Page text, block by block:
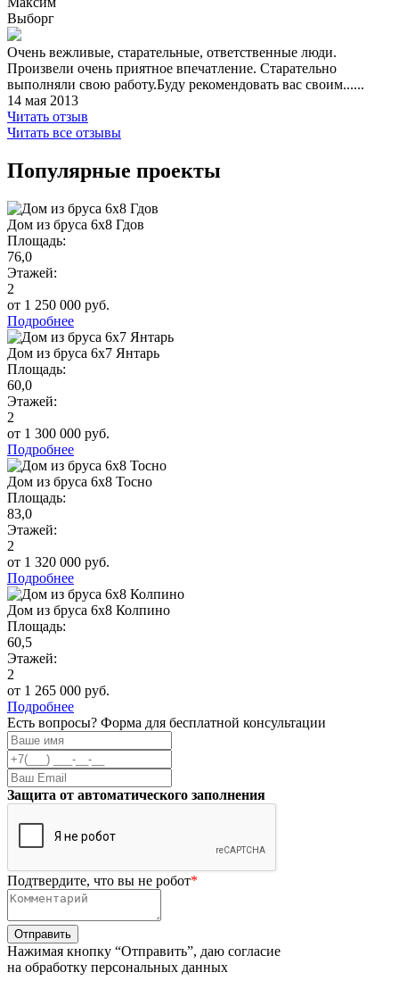
Выборг
Очень вежливые, старательные, ответственные люди.
Произвели очень приятное впечатление. Старательно
выполняли свою работу.Буду рекомендовать вас своим......
14 мая 2013
Читать отзыв
Читать все отзывы
Популярные проекты
Дом из бруса 6х8 Гдов
Площадь:
76,0
Этажей:
2
от 1 250 000 руб.
Подробнее
Дом из бруса 6х7 Янтарь
Площадь:
60,0
Этажей:
2
от 1 300 000 руб.
Подробнее
Дом из бруса 6х8 Тосно
Площадь:
83,0
Этажей:
2
от 1 320 000 руб.
Подробнее
Дом из бруса 6х8 Колпино
Площадь:
60,5
Этажей:
2
от 1 265 000 руб.
Подробнее
Есть вопросы? Форма для бесплатной консультации
Защита от автоматического заполнения
Подтвердите, что вы не робот*
Нажимая кнопку “Отправить”, даю согласие
на обработку персональных данных